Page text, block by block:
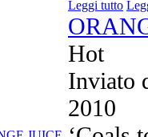
Leggi tutto
Hot
Inviato
2010